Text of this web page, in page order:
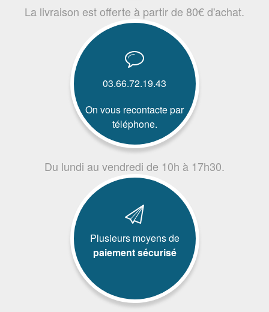
La livraison est offerte à partir de 80€ d'achat.
03.66.72.19.43
On vous recontacte par
téléphone.
Du lundi au vendredi de 10h à 17h30.
Plusieurs moyens de
paiement sécurisé